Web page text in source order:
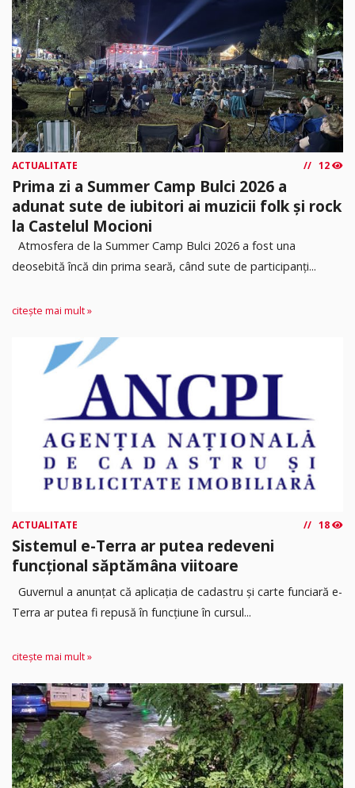
ACTUALITATE 12
Prima zi a Summer Camp Bulci 2026 a
adunat sute de iubitori ai muzicii folk și rock
la Castelul Mocioni
Atmosfera de la Summer Camp Bulci 2026 a fost una
deosebită încă din prima seară, când sute de participanți...
citește mai mult »
ACTUALITATE 18
Sistemul e-Terra ar putea redeveni
funcțional săptămâna viitoare
Guvernul a anunțat că aplicația de cadastru și carte funciară e-
Terra ar putea fi repusă în funcțiune în cursul...
citește mai mult »